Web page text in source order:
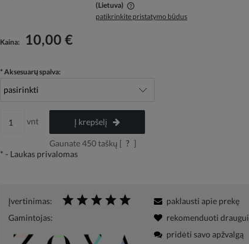
(Lietuva)
patikrinkite pristatymo būdus
Kaina: 10,00 €
* Aksesuarų spalva:
vnt Į krepšelį
Gaunate450taškų [ ? ]
* - Laukas privalomas
Įvertinimas:
Gamintojas:
paklausti apie prekę
rekomenduoti draugui
pridėti savo apžvalgą